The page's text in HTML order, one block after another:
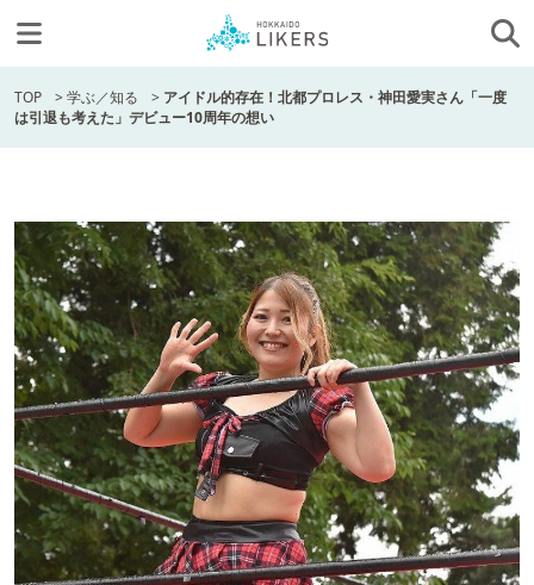
TOP >学ぶ／知る > アイドル的存在！北都プロレス・神田愛実さん「一度
は引退も考えた」デビュー10周年の想い